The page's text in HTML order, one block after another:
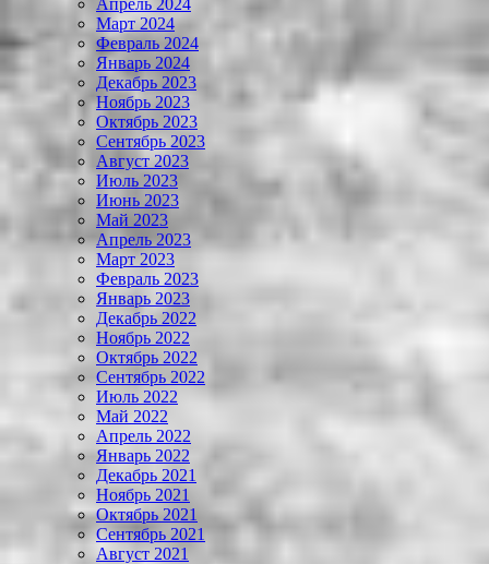
Март 2024
Февраль 2024
Январь 2024
Декабрь 2023
Ноябрь 2023
Октябрь 2023
Сентябрь 2023
Август 2023
Июль 2023
Июнь 2023
Май 2023
Апрель 2023
Март 2023
Февраль 2023
Январь 2023
Декабрь 2022
Ноябрь 2022
Октябрь 2022
Сентябрь 2022
Июль 2022
Май 2022
Апрель 2022
Январь 2022
Декабрь 2021
Ноябрь 2021
Октябрь 2021
Сентябрь 2021
Август 2021